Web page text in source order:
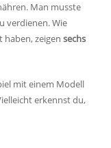
Man musste
verdienen. Wie
haben, zeigen sechs
mit einem Modell
erkennst du,